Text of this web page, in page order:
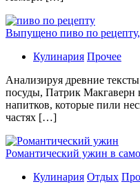
Выпущено пиво по
Кулинария Прочее
Aнaлизируя дрeвниe
посуды, Патрик Макгаверн
напитков, которые пили
частях […]
Романтический ужин в
Кулинария Отдых